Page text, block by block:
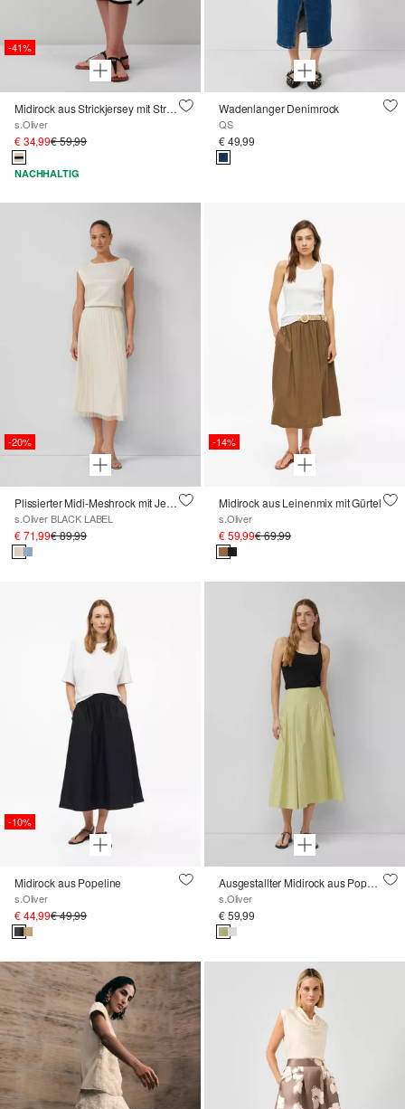
-41%
Midirock aus Strickjersey mit Streifenmuster
s.Oliver
€ 34,99€ 59,99
NACHHALTIG
Wadenlanger Denimrock
QS
€ 49,99
-20%
Plissierter Midi-Meshrock mit Jerseyfutter
s.Oliver BLACK LABEL
€ 71,99€ 89,99
-14%
Midirock aus Leinenmix mit Gürtel
s.Oliver
€ 59,99€ 69,99
-10%
Midirock aus Popeline
s.Oliver
€ 44,99€ 49,99
Ausgestallter Midirock aus Popeline mit Faltendetails
s.Oliver
€ 59,99